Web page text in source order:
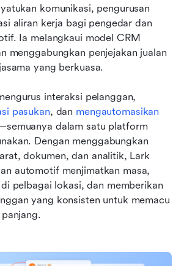
komunikasi, pengurusan
aliran kerja bagi pengedar dan
Ia melangkaui model CRM
menggabungkan penjejakan jualan
yang berkuasa.
interaksi pelanggan,
pasukan, dan mengautomasikan
dalam satu platform
Dengan menggabungkan
dokumen, dan analitik, Lark
automotif menjimatkan masa,
pelbagai lokasi, dan memberikan
yang konsisten untuk memacu